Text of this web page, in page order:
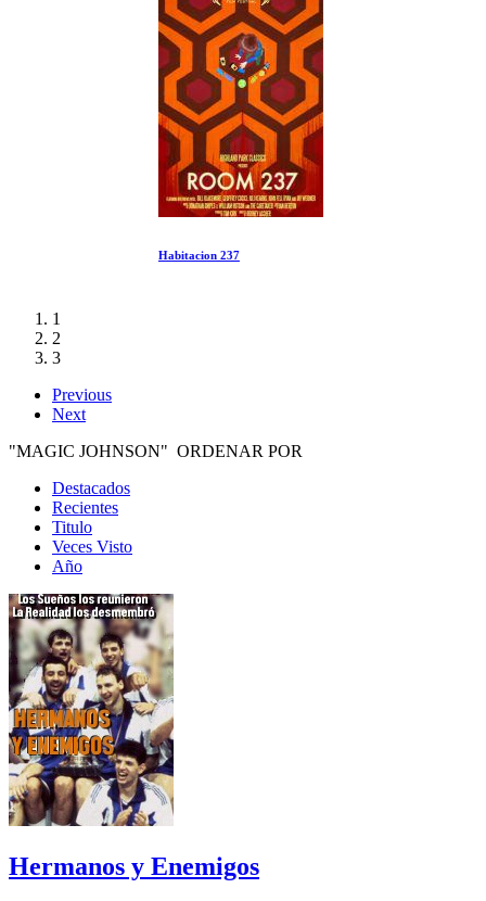
1
2
3
Previous
Next
"MAGIC JOHNSON" ORDENAR POR
Destacados
Recientes
Titulo
Veces Visto
Año
Hermanos y Enemigos